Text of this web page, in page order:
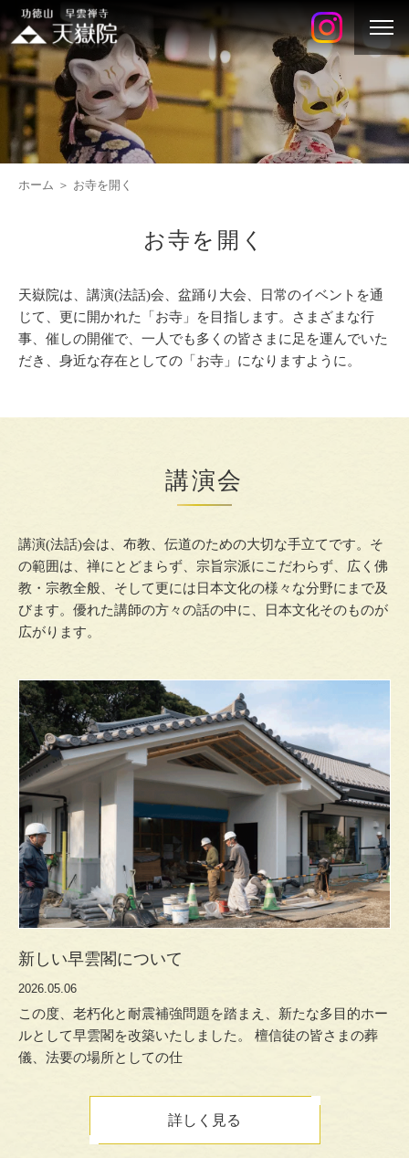
ホーム お寺を開く
お寺を開く
天嶽院は、講演(法話)会、盆踊り大会、日常のイベントを通
じて、更に開かれた「お寺」を目指します。さまざまな行
事、催しの開催で、一人でも多くの皆さまに足を運んでいた
だき、身近な存在としての「お寺」になりますように。
講演会
講演(法話)会は、布教、伝道のための大切な手立てです。そ
の範囲は、禅にとどまらず、宗旨宗派にこだわらず、広く佛
教・宗教全般、そして更には日本文化の様々な分野にまで及
びます。優れた講師の方々の話の中に、日本文化そのものが
広がります。
新しい早雲閣について
2026.05.06
この度、老朽化と耐震補強問題を踏まえ、新たな多目的ホー
ルとして早雲閣を改築いたしました。 檀信徒の皆さまの葬
儀、法要の場所としての仕
詳しく見る